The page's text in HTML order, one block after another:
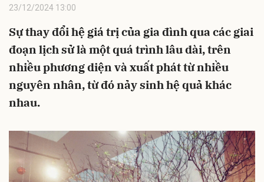
23/12/2024 13:00
Sự thay đổi hệ giá trị của gia đình qua các giai
đoạn lịch sử là một quá trình lâu dài, trên
nhiều phương diện và xuất phát từ nhiều
nguyên nhân, từ đó nảy sinh hệ quả khác
nhau.